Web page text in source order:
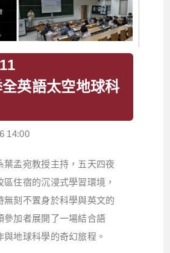
英語太空地球科
14:00
葉孟宛教授主持，五天四夜
區住宿的沉浸式學習環境，
無刻不置身於科學與英文的
參加者展開了一場結合語
與地球科學的奇幻旅程。